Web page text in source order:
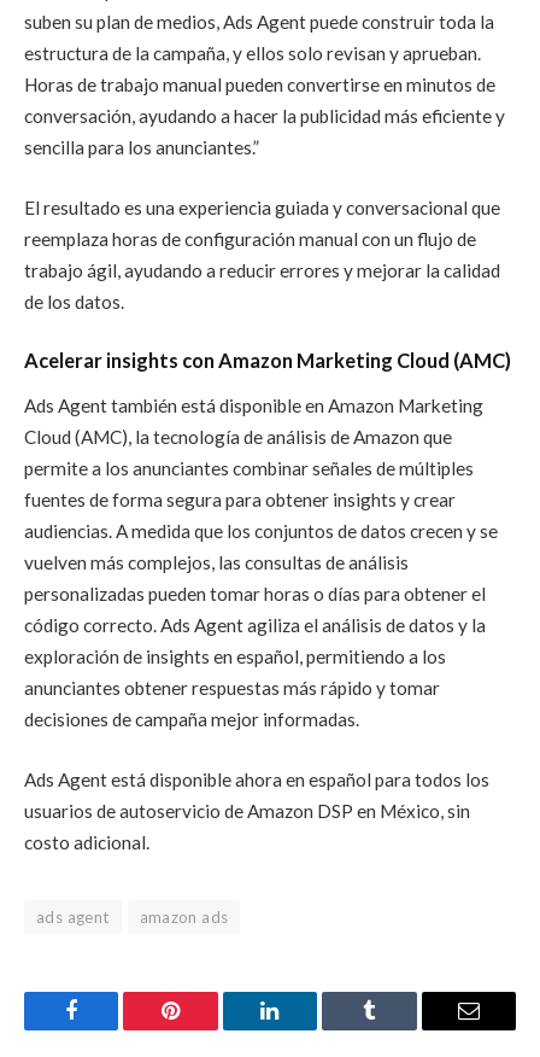
suben su plan de medios, Ads Agent puede construir toda la
estructura de la campaña, y ellos solo revisan y aprueban.
Horas de trabajo manual pueden convertirse en minutos de
conversación, ayudando a hacer la publicidad más eficiente y
sencilla para los anunciantes.”
El resultado es una experiencia guiada y conversacional que
reemplaza horas de configuración manual con un flujo de
trabajo ágil, ayudando a reducir errores y mejorar la calidad
de los datos.
Acelerar insights con Amazon Marketing Cloud (AMC)
Ads Agent también está disponible en Amazon Marketing
Cloud (AMC), la tecnología de análisis de Amazon que
permite a los anunciantes combinar señales de múltiples
fuentes de forma segura para obtener insights y crear
audiencias. A medida que los conjuntos de datos crecen y se
vuelven más complejos, las consultas de análisis
personalizadas pueden tomar horas o días para obtener el
código correcto. Ads Agent agiliza el análisis de datos y la
exploración de insights en español, permitiendo a los
anunciantes obtener respuestas más rápido y tomar
decisiones de campaña mejor informadas.
Ads Agent está disponible ahora en español para todos los
usuarios de autoservicio de Amazon DSP en México, sin
costo adicional.
ads agent amazon ads
Facebook Pinterest LinkedIn Tumblr Email